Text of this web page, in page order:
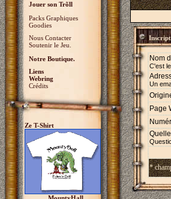
Jouer son Trõll
Packs Graphiques
Goodies
Nous Contacter
Soutenir le Jeu.
Notre Boutique.
Liens
Webring
Crédits
Ze T-Shirt
Nom
C'est
Un
Page
*